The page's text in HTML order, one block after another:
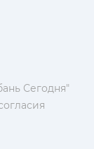
Сегодня"